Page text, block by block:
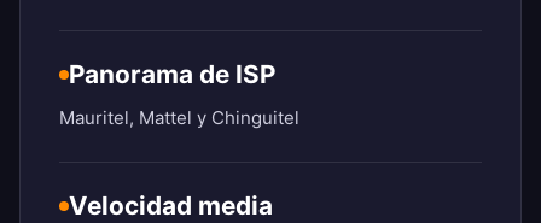
Panorama de ISP
Mauritel, Mattel y Chinguitel
Velocidad media